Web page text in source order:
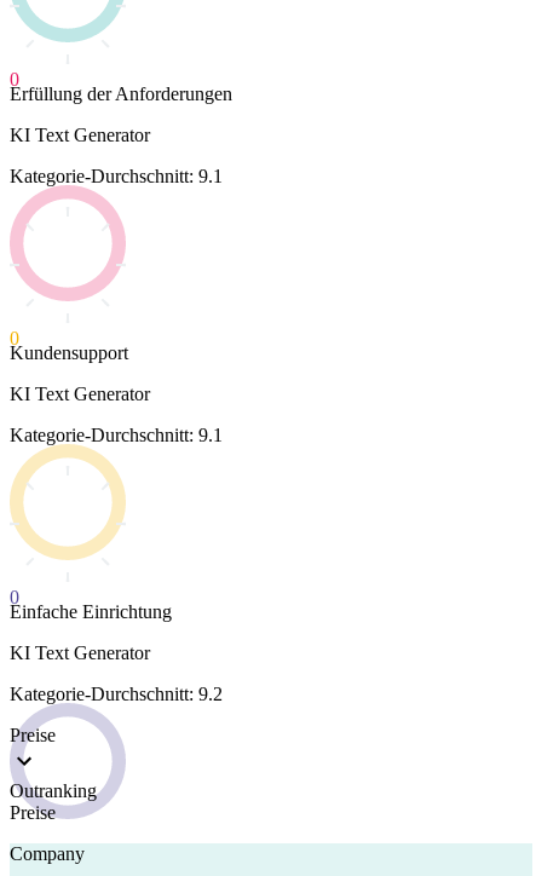
0
Erfüllung der Anforderungen
KI Text Generator
Kategorie-Durchschnitt: 9.1
0
Kundensupport
KI Text Generator
Kategorie-Durchschnitt: 9.1
0
Einfache Einrichtung
KI Text Generator
Kategorie-Durchschnitt: 9.2
Preise
Outranking
Preise
Company